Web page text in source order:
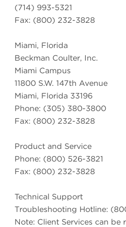
(714) 993-5321
Fax: (800) 232-3828
Miami, Florida
Beckman Coulter, Inc.
Miami Campus
11800 S.W. 147th Avenue
Miami, Florida 33196
Phone: (305) 380-3800
Fax: (800) 232-3828
Product and Service
Phone: (800) 526-3821
Fax: (800) 232-3828
Technical Support
Troubleshooting Hotline:
Note: Client Services can be